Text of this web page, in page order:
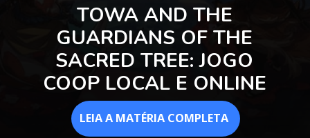
TOWA AND THE
GUARDIANS OF THE
SACRED TREE: JOGO
COOP LOCAL E ONLINE
LEIA A MATÉRIA COMPLETA